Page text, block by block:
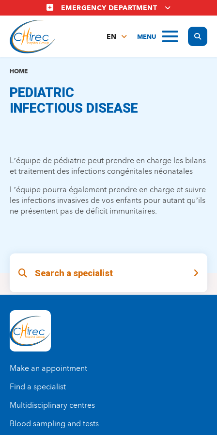
to
main
content
EMERGENCY DEPARTMENT
MENU
EN
HOME
PEDIATRIC
INFECTIOUS DISEASE
L’équipe de pédiatrie peut prendre en charge les bilans
et traitement des infections congénitales néonatales
L’équipe pourra également prendre en charge et suivre
les infections invasives de vos enfants pour autant qu’ils
ne présentent pas de déficit immunitaires.
Search a specialist
Make an appointment
Find a specialist
Multidisciplinary centres
Blood sampling and tests